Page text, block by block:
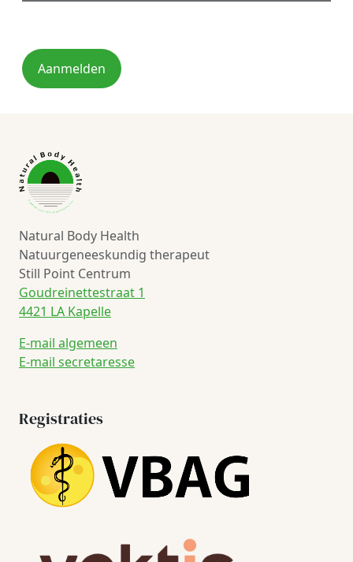
Aanmelden
Natural Body Health
Natuurgeneeskundig therapeut
Still Point Centrum
Goudreinettestraat 1
4421 LA Kapelle
E-mail algemeen
E-mail secretaresse
Registraties